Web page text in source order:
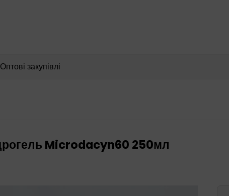
Оптові закупівлі
Microdacyn60 250мл